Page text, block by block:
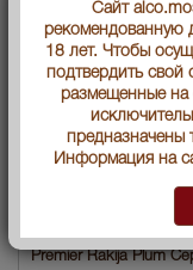
Premier Rakija Plum
Сайт
рекомендованную
18 лет. Чтобы
подтвердить свой
размещенные на
предназначены
Информация на